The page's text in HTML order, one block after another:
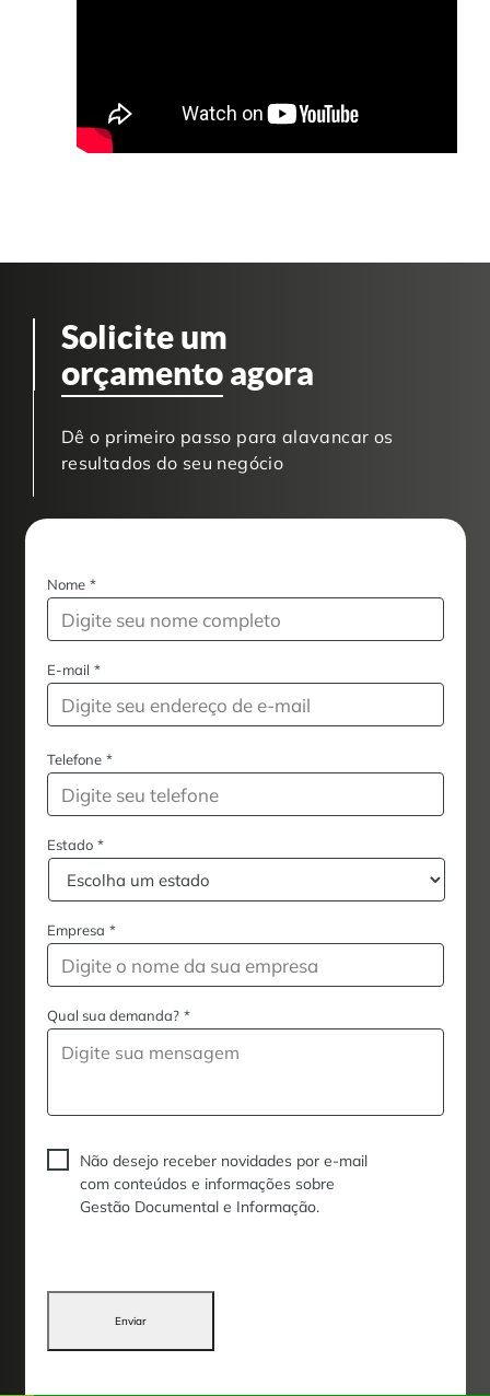
Solicite um
orçamento agora
Dê o primeiro passo para alavancar os
resultados do seu negócio
Nome *
E-mail *
Telefone *
Estado *
Empresa *
Qual sua demanda? *
Não desejo receber novidades por e-mail
com conteúdos e informações sobre
Gestão Documental e Informação.
Enviar